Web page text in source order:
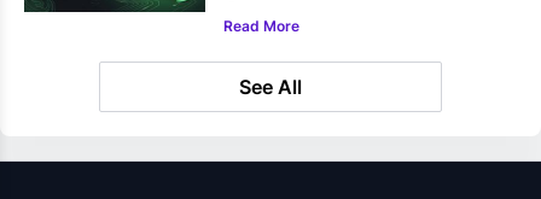
Read More
See All